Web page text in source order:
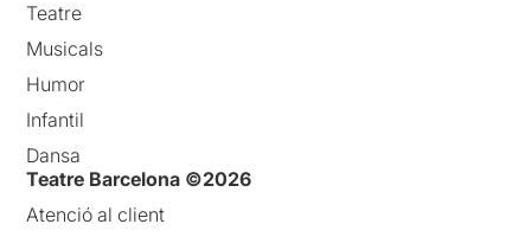
Teatre
Musicals
Humor
Infantil
Dansa
Teatre Barcelona ©2026
Atenció al client